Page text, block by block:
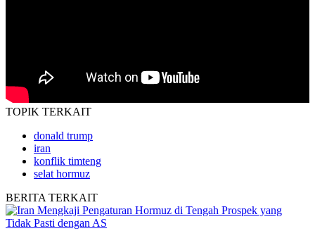
TOPIK TERKAIT
donald trump
iran
konflik timteng
selat hormuz
BERITA TERKAIT